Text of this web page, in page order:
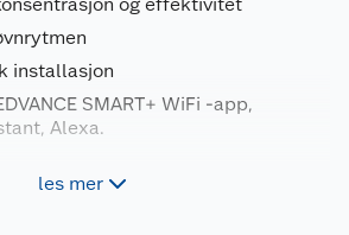
installasjon
SMART+ WiFi -app,
Alexa.
med "Human Centric
les mer